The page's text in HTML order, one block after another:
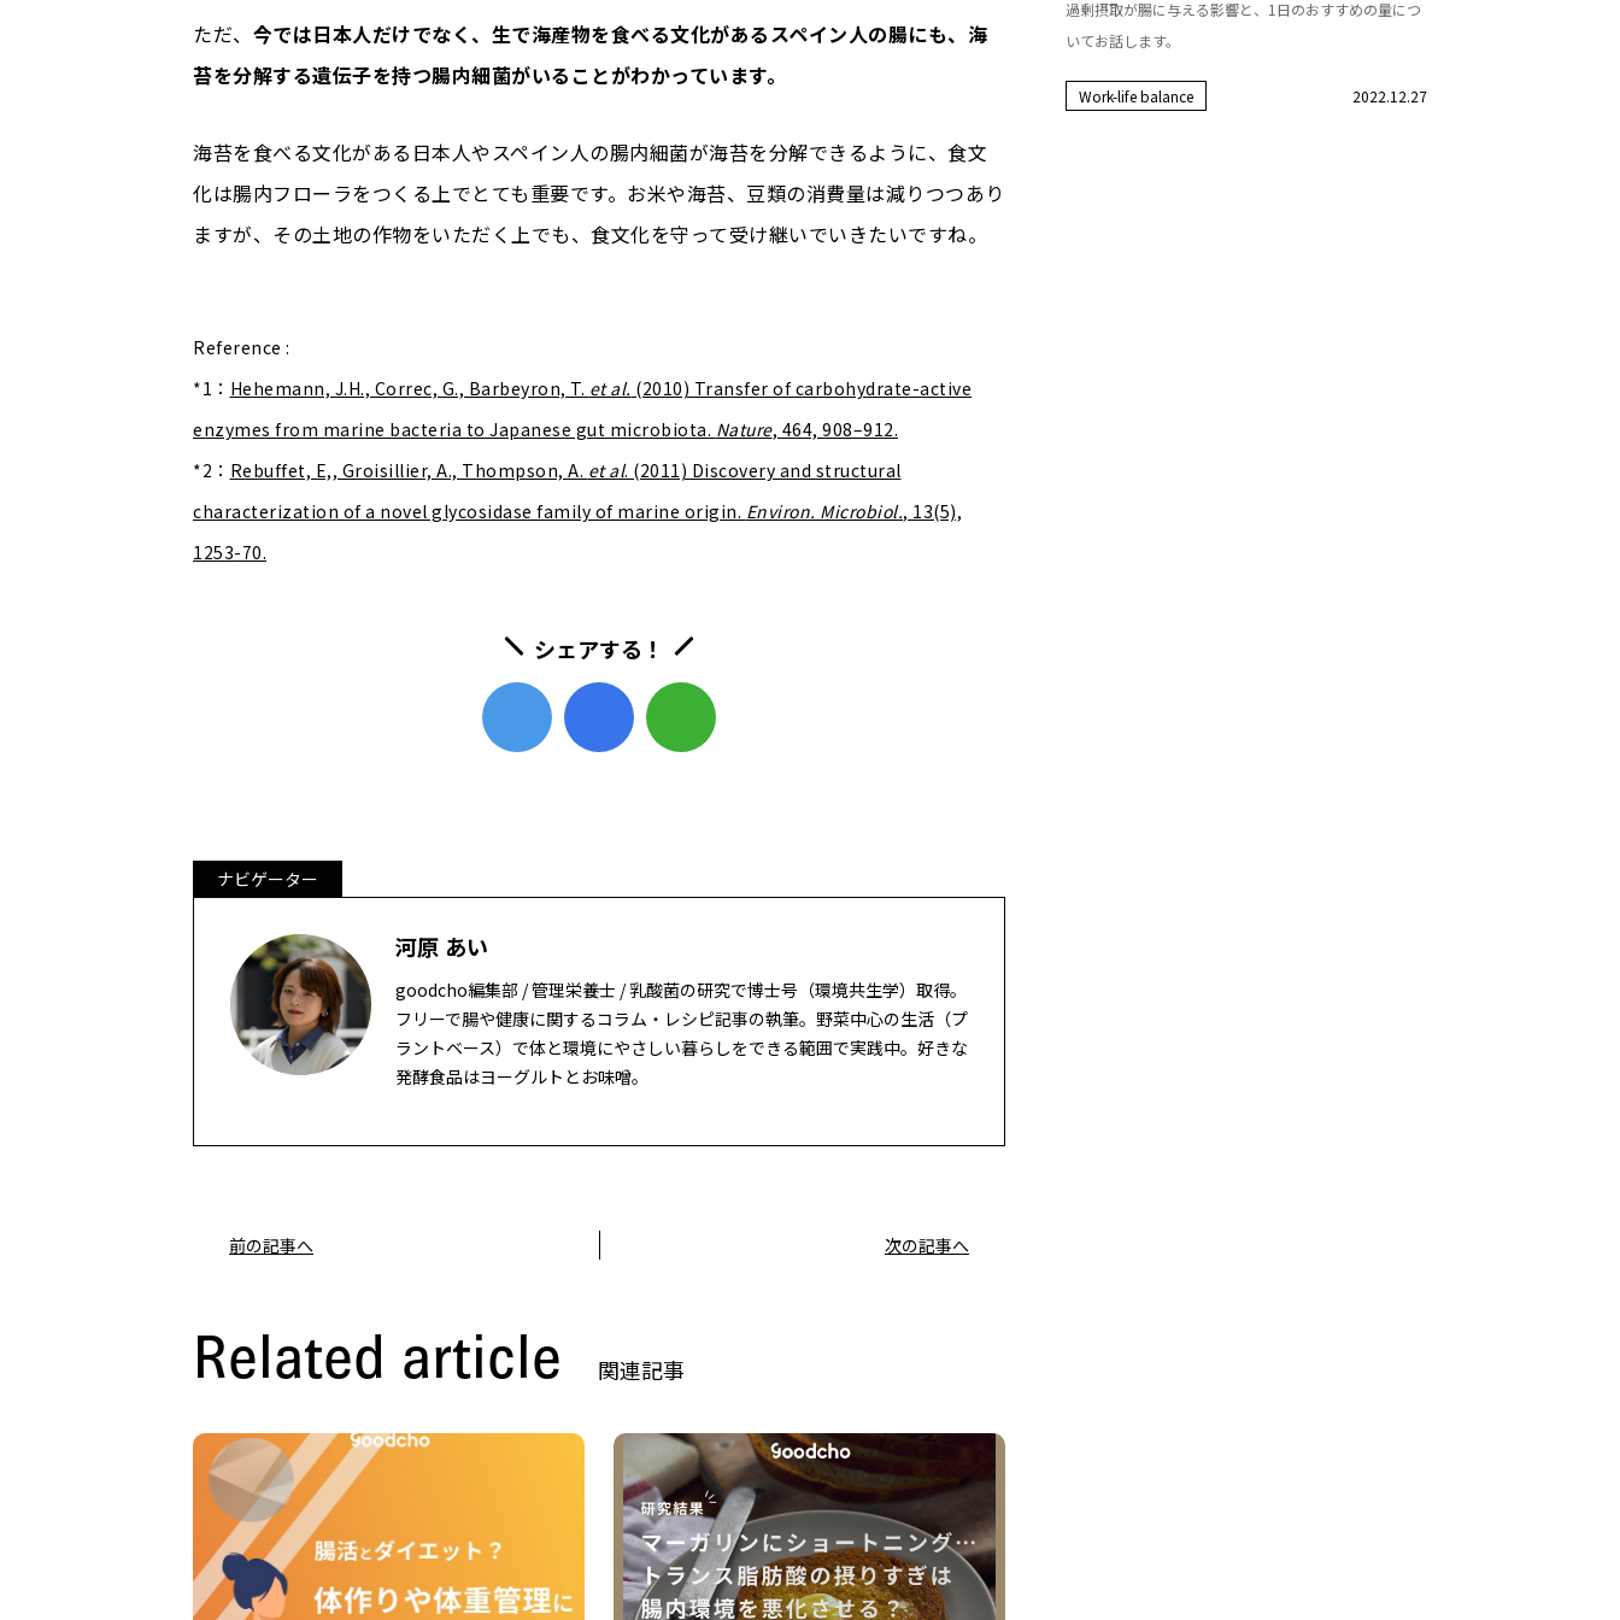
ただ、 今では日本人だけでなく、生で海産物を食べる文化があるスペイン人の腸にも、海
苔を分解する遺伝子を持つ腸内細菌がいることがわかっています。
海苔を食べる文化がある日本人やスペイン人の腸内細菌が海苔を分解できるように、食文
化は腸内フローラをつくる上でとても重要です。お米や海苔、豆類の消費量は減りつつあり
ますが、その土地の作物をいただく上でも、食文化を守って受け継いでいきたいですね。
Reference :
*1： Hehemann, J.H., Correc, G., Barbeyron, T. et al. (2010) Transfer of carbohydrate-active
enzymes from marine bacteria to Japanese gut microbiota. Nature, 464, 908–912.
*2： Rebuffet, E,, Groisillier, A., Thompson, A. et al. (2011) Discovery and structural
characterization of a novel glycosidase family of marine origin. Environ. Microbiol., 13(5),
1253-70.
シェアする！
ナビゲーター
河原 あい
goodcho編集部 / 管理栄養士 / 乳酸菌の研究で博士号（環境共生学）取得。
フリーで腸や健康に関するコラム・レシピ記事の執筆。野菜中心の生活（プ
ラントベース）で体と環境にやさしい暮らしをできる範囲で実践中。好きな
発酵食品はヨーグルトとお味噌。
前の記事へ 次の記事へ
Related article 関連記事
過剰摂取が腸に与える影響と、1日のおすすめの量につ
いてお話します。
Work-life balance 2022.12.27